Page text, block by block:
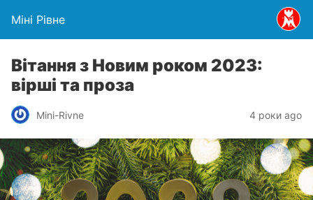
Міні Рівне
Вітання з Новим роком 2023:
вірші та проза
Mini-Rivne 4 роки ago